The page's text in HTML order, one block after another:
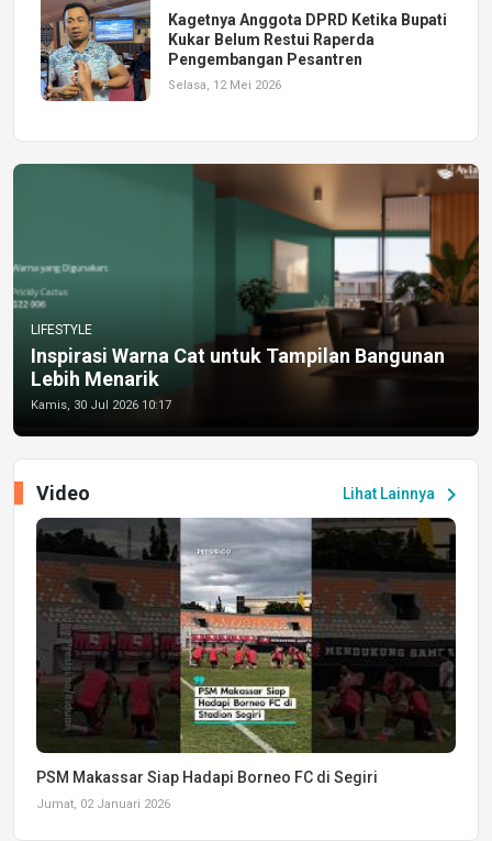
Kagetnya Anggota DPRD Ketika Bupati
Kukar Belum Restui Raperda
Pengembangan Pesantren
Selasa, 12 Mei 2026
LIFESTYLE
Inspirasi Warna Cat untuk Tampilan Bangunan
Lebih Menarik
Kamis, 30 Jul 2026 10:17
Lihat Lainnya chevron_right
Video
PSM Makassar Siap Hadapi Borneo FC di Segiri
Jumat, 02 Januari 2026